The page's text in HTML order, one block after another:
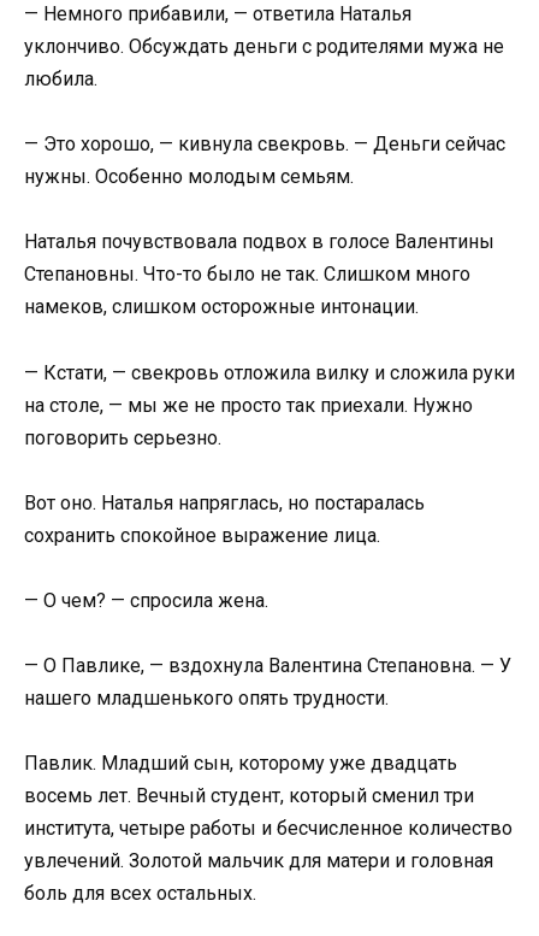
— Немного прибавили, — ответила Наталья
уклончиво. Обсуждать деньги с родителями мужа не
любила.
— Это хорошо, — кивнула свекровь. — Деньги сейчас
нужны. Особенно молодым семьям.
Наталья почувствовала подвох в голосе Валентины
Степановны. Что-то было не так. Слишком много
намеков, слишком осторожные интонации.
— Кстати, — свекровь отложила вилку и сложила руки
на столе, — мы же не просто так приехали. Нужно
поговорить серьезно.
Вот оно. Наталья напряглась, но постаралась
сохранить спокойное выражение лица.
— О чем? — спросила жена.
— О Павлике, — вздохнула Валентина Степановна. — У
нашего младшенького опять трудности.
Павлик. Младший сын, которому уже двадцать
восемь лет. Вечный студент, который сменил три
института, четыре работы и бесчисленное количество
увлечений. Золотой мальчик для матери и головная
боль для всех остальных.